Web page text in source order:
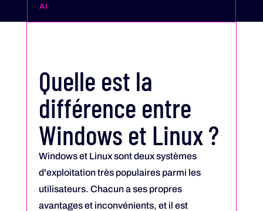
AI
Quelle est la
différence entre
Windows et Linux ?
Windows et Linux sont deux systèmes
d'exploitation très populaires parmi les
utilisateurs. Chacun a ses propres
avantages et inconvénients, et il est